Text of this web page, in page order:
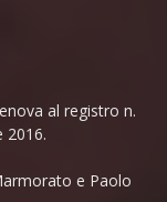
al registro n.
2016.
e Paolo